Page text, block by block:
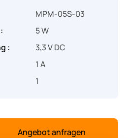
MPM-05S-03
5 W
:
3,3 V DC
1 A
1
den gewünschten
Angebot anfragen